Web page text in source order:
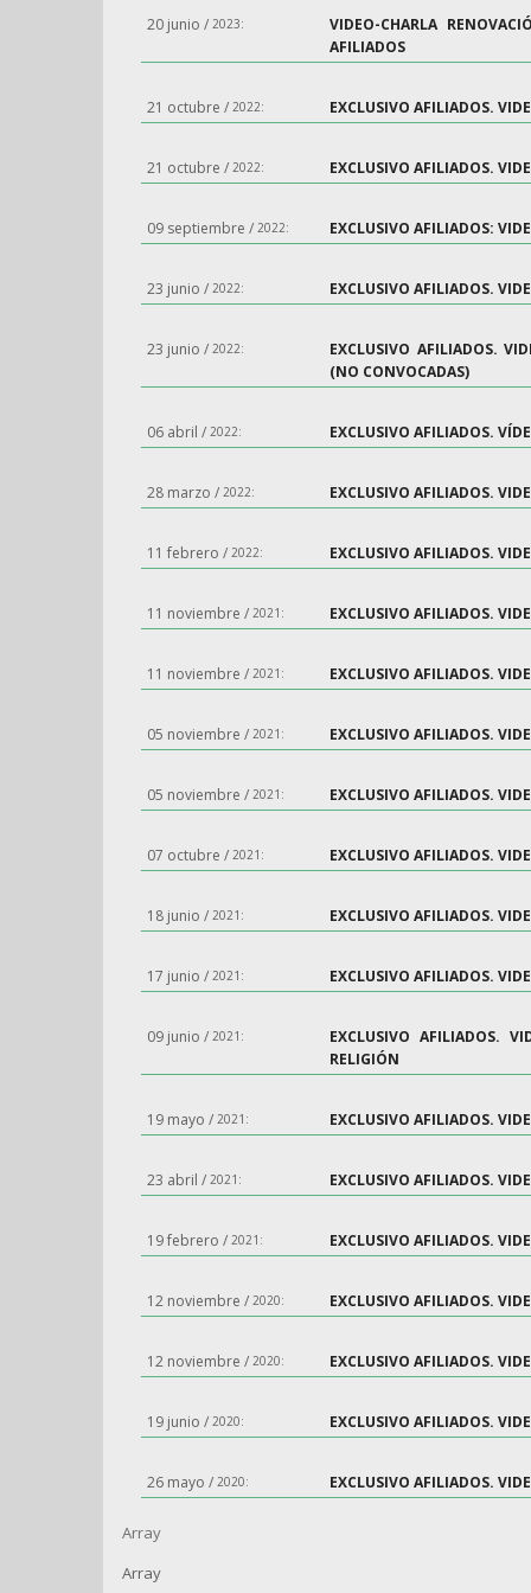
20 junio / 2023:
VIDEO-CHARLA
AFILIADOS
21 octubre / 2022: EXCLUSIVO AFILIADOS.
21 octubre / 2022: EXCLUSIVO AFILIADOS.
09 septiembre / 2022: EXCLUSIVO AFILIADOS:
23 junio / 2022: EXCLUSIVO AFILIADOS.
23 junio / 2022:
EXCLUSIVO AFILIADOS.
(NO CONVOCADAS)
06 abril / 2022: EXCLUSIVO AFILIADOS.
28 marzo / 2022: EXCLUSIVO AFILIADOS.
11 febrero / 2022: EXCLUSIVO AFILIADOS.
11 noviembre / 2021: EXCLUSIVO AFILIADOS.
11 noviembre / 2021: EXCLUSIVO AFILIADOS.
05 noviembre / 2021: EXCLUSIVO AFILIADOS.
05 noviembre / 2021: EXCLUSIVO AFILIADOS.
07 octubre / 2021: EXCLUSIVO AFILIADOS.
18 junio / 2021: EXCLUSIVO AFILIADOS.
17 junio / 2021: EXCLUSIVO AFILIADOS.
09 junio / 2021:
EXCLUSIVO AFILIADOS.
RELIGIÓN
19 mayo / 2021: EXCLUSIVO AFILIADOS.
23 abril / 2021: EXCLUSIVO AFILIADOS.
19 febrero / 2021: EXCLUSIVO AFILIADOS.
12 noviembre / 2020: EXCLUSIVO AFILIADOS.
12 noviembre / 2020: EXCLUSIVO AFILIADOS.
19 junio / 2020: EXCLUSIVO AFILIADOS.
26 mayo / 2020: EXCLUSIVO AFILIADOS.
Array
Array